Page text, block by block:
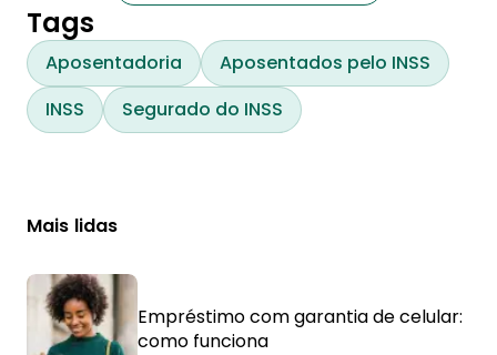
Tags
Aposentadoria
Aposentados pelo INSS
INSS
Segurado do INSS
Mais lidas
Empréstimo com garantia de celular:
como funciona